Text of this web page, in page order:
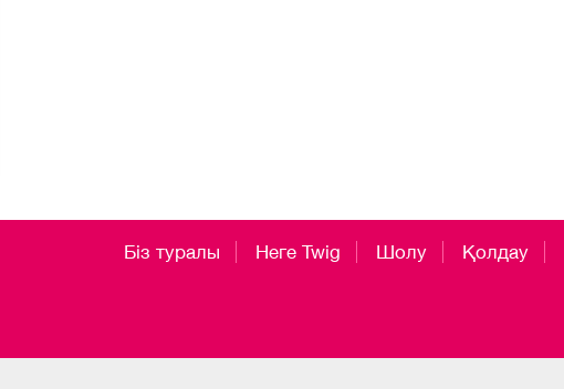
Біз туралы Неге Twig Шолу Қолдау